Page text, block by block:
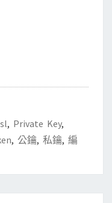
, Private Key,
, 公鑰, 私鑰, 編